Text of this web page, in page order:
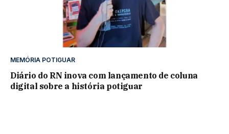
MEMÓRIA POTIGUAR
Diário do RN inova com lançamento de coluna
digital sobre a história potiguar